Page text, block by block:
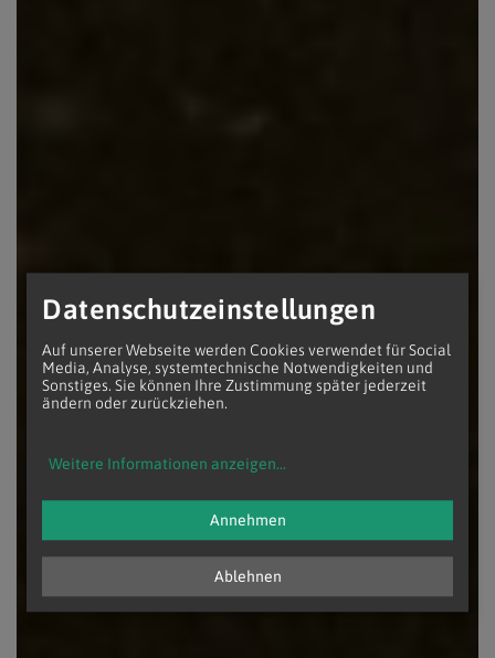
Datenschutzeinstellungen
Auf unserer Webseite werden Cookies verwendet für Social
Media, Analyse, systemtechnische Notwendigkeiten und
Sonstiges. Sie können Ihre Zustimmung später jederzeit
ändern oder zurückziehen.
Weitere Informationen anzeigen...
Ablehnen
Annehmen